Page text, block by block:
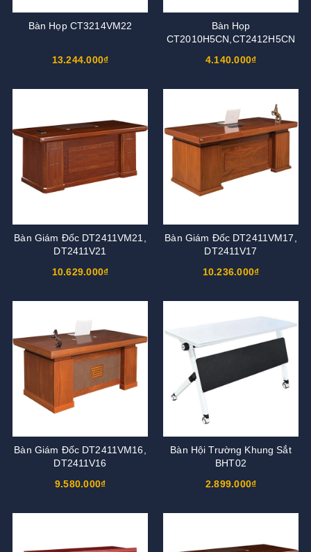
Bàn Họp CT3214VM22
13.244.000₫
Bàn Họp
CT2010H5CN,CT2412H5CN
4.140.000₫
Bàn Giám Đốc DT2411VM21,
DT2411V21
10.629.000₫
Bàn Giám Đốc DT2411VM17,
DT2411V17
10.236.000₫
Bàn Giám Đốc DT2411VM16,
DT2411V16
9.580.000₫
Bàn Hội Trường Khung Sắt
BHT02
2.899.000₫